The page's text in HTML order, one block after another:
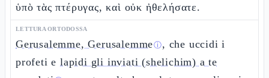
ὑπὸ τὰς πτέρυγας, καὶ οὐκ ἠθελήσατε.
LETTURA ORTODOSSA
Gerusalemme, Gerusalemmeⓘ, che uccidi i
profeti e lapidi gli inviati (shelichim) a te